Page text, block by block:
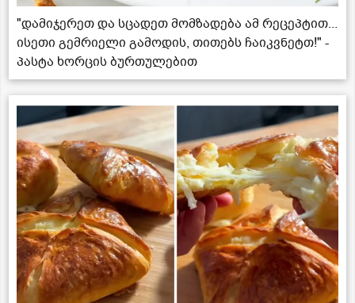
"დამიჯერეთ და სცადეთ მომზადება ამ რეცეპტით...
ისეთი გემრიელი გამოდის, თითებს ჩაიკვნეტთ!" -
პასტა ხორცის ბურთულებით